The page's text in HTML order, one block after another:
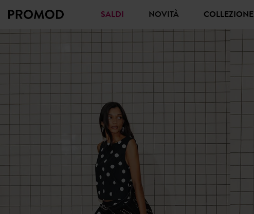
SALDI NOVITÀ COLLEZIONE